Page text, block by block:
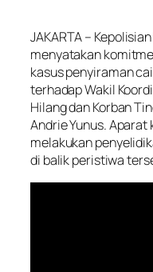
JAKARTA–
menyatakan
kasus penyiraman
terhadap Wakil
Hilang dan Korban
Andrie Yunus.
melakukan
di balik peristiwa